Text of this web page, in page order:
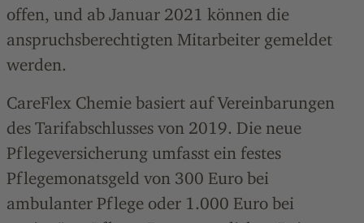
offen, und ab Januar 2021 können die
anspruchsberechtigten Mitarbeiter gemeldet
werden.
CareFlex Chemie basiert auf Vereinbarungen
des Tarifabschlusses von 2019. Die neue
Pflegeversicherung umfasst ein festes
Pflegemonatsgeld von 300 Euro bei
ambulanter Pflege oder 1.000 Euro bei